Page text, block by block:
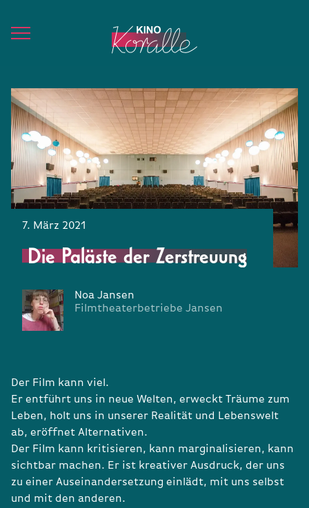
7. März 2021
Die Paläste der Zerstreuung
Noa Jansen
Filmtheaterbetriebe Jansen
Der Film kann viel.
Er entführt uns in neue Welten, erweckt Träume zum
Leben, holt uns in unserer Realität und Lebenswelt
ab, eröffnet Alternativen.
Der Film kann kritisieren, kann marginalisieren, kann
sichtbar machen. Er ist kreativer Ausdruck, der uns
zu einer Auseinandersetzung einlädt, mit uns selbst
und mit den anderen.